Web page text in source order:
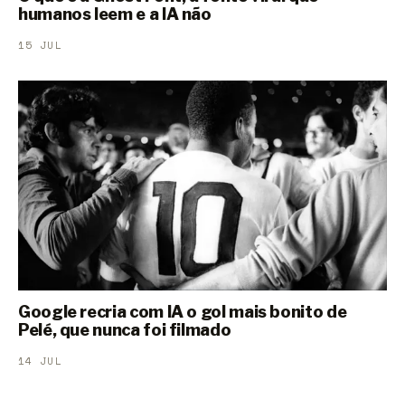
humanos leem e a IA não
15 JUL
Google recria com IA o gol mais bonito de
Pelé, que nunca foi filmado
14 JUL